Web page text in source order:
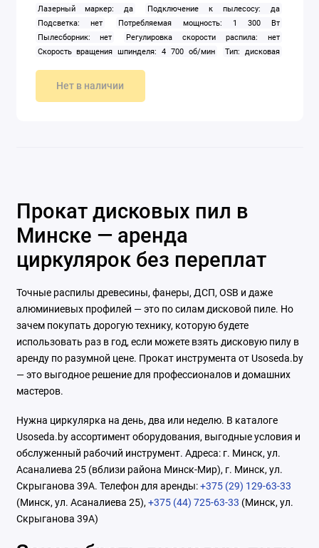
Лазерный маркер: да
Подключение к пылесосу: да
Подсветка: нет
Потребляемая мощность: 1 300 Вт
Пылесборник: нет
Регулировка скорости распила: нет
Скорость вращения шпинделя: 4 700 об/мин
Тип: дисковая
Нет в наличии
Прокат дисковых пил в
Минске — аренда
циркулярок без переплат
Точные распилы древесины, фанеры, ДСП, OSB и даже
алюминиевых профилей — это по силам дисковой пиле. Но
зачем покупать дорогую технику, которую будете
использовать раз в год, если можете взять дисковую пилу в
аренду по разумной цене. Прокат инструмента от Usoseda.by
— это выгодное решение для профессионалов и домашних
мастеров.
Нужна циркулярка на день, два или неделю. В каталоге
Usoseda.by ассортимент оборудования, выгодные условия и
обслуженный рабочий инструмент. Адреса: г. Минск, ул.
Асаналиева 25 (вблизи района Минск-Мир), г. Минск, ул.
Скрыганова 39А. Телефон для аренды:+375 (29) 129-63-33
(Минск, ул. Асаналиева 25), +375 (44) 725-63-33 (Минск, ул.
Скрыганова 39А)